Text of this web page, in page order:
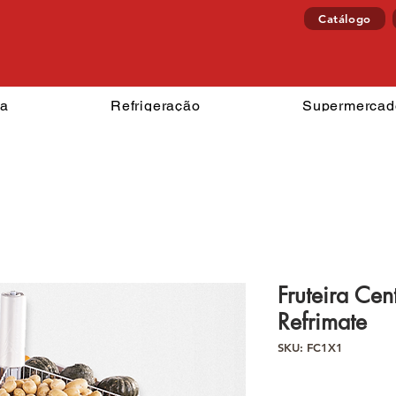
Catálogo
Refrigeração
Fruteira
Refrimate
SKU: FC1X1
Refrigeração